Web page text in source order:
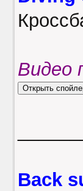
Видео
Back